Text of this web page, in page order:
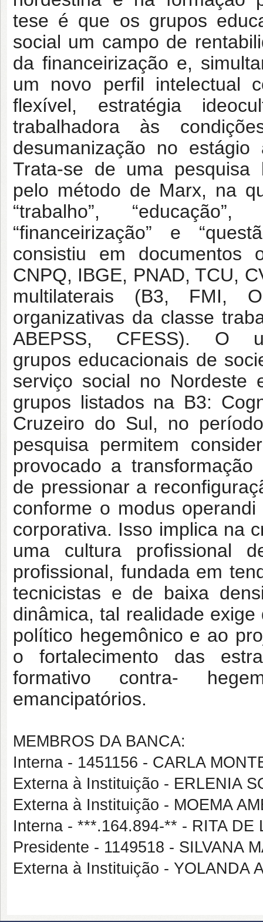
tese é que os grupos
social um campo de
da financeirização e,
um novo perfil intelectual
flexível, estratégia
trabalhadora às
desumanização no estágio
Trata-se de uma pesquisa
pelo método de Marx, na
“trabalho”,
“financeirização” e
consistiu em documentos
CNPQ, IBGE, PNAD, TCU,
multilaterais (B3, FMI,
organizativas da classe
ABEPSS, CFESS). O
grupos educacionais de
serviço social no Nordeste
grupos listados na B3:
Cruzeiro do Sul, no
pesquisa permitem
provocado a
de pressionar a
conforme o modus
corporativa. Isso implica na
uma cultura profissional
profissional, fundada em
tecnicistas e de baixa
dinâmica, tal realidade
político hegemônico e ao
o fortalecimento das
formativo contra-
emancipatórios.
MEMBROS DA BANCA:
Interna - 1451156 - CARLA
Externa à Instituição - ERLENIA
Externa à Instituição - MOEMA
Interna - ***.164.894-** - RITA
Presidente - 1149518 - SILVANA
Externa à Instituição - YOLANDA